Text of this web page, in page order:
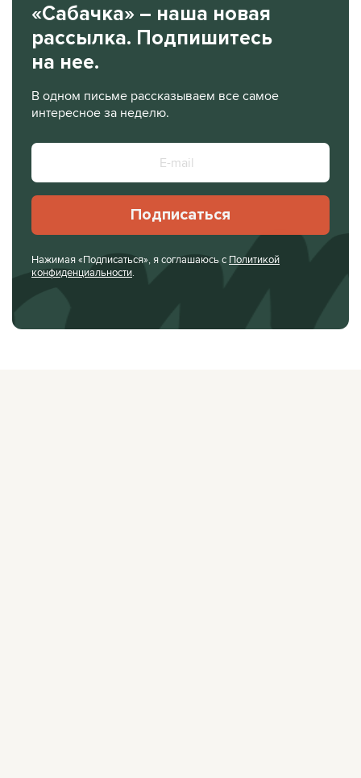
«Сабачка» – наша новая
рассылка. Подпишитесь
на нее.
В одном письме рассказываем все самое
интересное за неделю.
Подписаться
Нажимая «Подписаться», я соглашаюсь с Политикой
конфиденциальности.